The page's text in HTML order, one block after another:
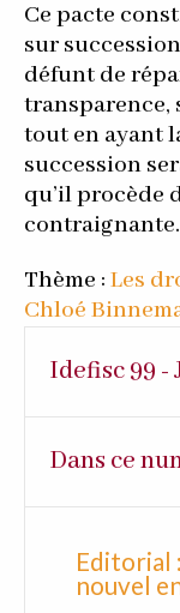
Ce pacte
sur
défunt de
transparence,
tout en ayant
succession
qu’il procède
contraignante.
Thème : Les
Chloé
Idefisc 99 -
Dans ce
Editorial
nouvel